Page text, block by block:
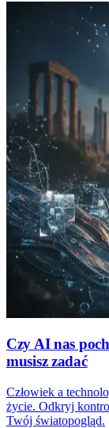
Czy AI nas
musisz zadać
Człowiek a
życie. Odkryj
Twój światopogląd.